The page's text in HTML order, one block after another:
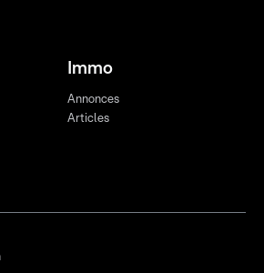
Immo
Annonces
Articles